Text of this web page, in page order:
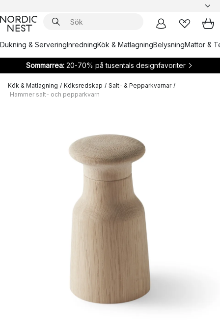
Dukning & ServeringInredningKök & MatlagningBelysningMattor &
Sommarrea:20-70% på tusentals designfavoriter
Kök & Matlagning / Köksredskap / Salt- & Pepparkvarnar /
Hammer salt- och pepparkvarn